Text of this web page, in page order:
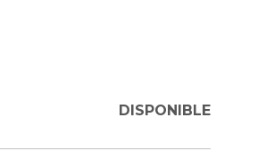
DISPONIBLE